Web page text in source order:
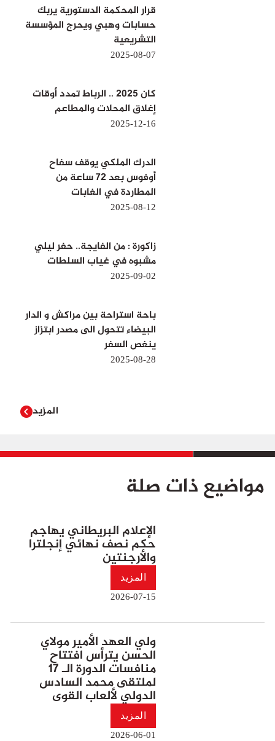
قرار المحكمة الدستورية يربك
حسابات وهبي ويحرج المؤسسة
التشريعية
2025-08-07
كان 2025 .. الرباط تمدد أوقات
إغلاق المحلات والمطاعم
2025-12-16
الدرك الملكي يوقف سفاح
أوفوس بعد 72 ساعة من
المطاردة في الغابات
2025-08-12
زاكورة : من الفايجة.. حفر ليلي
مشبوه في غياب السلطات
2025-09-02
باحة استراحة بين مراكش و الدار
البيضاء تتحول الى مصدر ابتزاز
ينغص السفر
2025-08-28
المزيد
مواضيع ذات صلة
الإعلام البريطاني يهاجم
حكم نصف نهائي إنجلترا
والأرجنتين
المزيد
2026-07-15
ولي العهد الأمير مولاي
الحسن يترأس افتتاح
منافسات الدورة الـ 17
لملتقى محمد السادس
الدولي لألعاب القوى
المزيد
2026-06-01